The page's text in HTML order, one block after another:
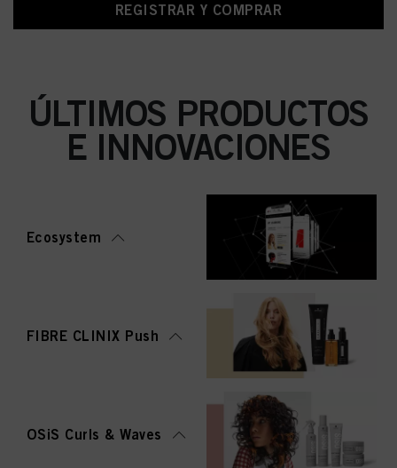
REGISTRAR Y COMPRAR
ÚLTIMOS PRODUCTOS
E INNOVACIONES
Ecosystem
FIBRE CLINIX Push
OSiS Curls & Waves